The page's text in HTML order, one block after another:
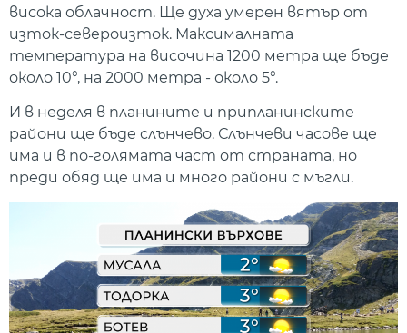
висока облачност. Ще духа умерен вятър от
изток-североизток. Максималната
температура на височина 1200 метра ще бъде
около 10°, на 2000 метра - около 5°.
И в неделя в планините и припланинските
райони ще бъде слънчево. Слънчеви часове ще
има и в по-голямата част от страната, но
преди обяд ще има и много райони с мъгли.